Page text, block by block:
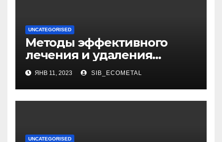
UNCATEGORISED
Методы эффективного
лечения и удаления
папиллом: аппаратные,
хирургические способы,
медикаменты
ЯНВ 11, 2023 SIB_ECOMETAL
UNCATEGORISED